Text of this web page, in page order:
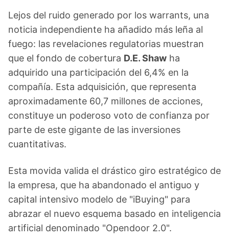
Lejos del ruido generado por los warrants, una
noticia independiente ha añadido más leña al
fuego: las revelaciones regulatorias muestran
que el fondo de cobertura D.E. Shaw ha
adquirido una participación del 6,4% en la
compañía. Esta adquisición, que representa
aproximadamente 60,7 millones de acciones,
constituye un poderoso voto de confianza por
parte de este gigante de las inversiones
cuantitativas.
Esta movida valida el drástico giro estratégico de
la empresa, que ha abandonado el antiguo y
capital intensivo modelo de "iBuying" para
abrazar el nuevo esquema basado en inteligencia
artificial denominado "Opendoor 2.0".